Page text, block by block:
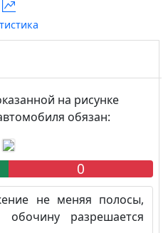
на рисунке
обязан:
0
не меняя полосы,
разрешается